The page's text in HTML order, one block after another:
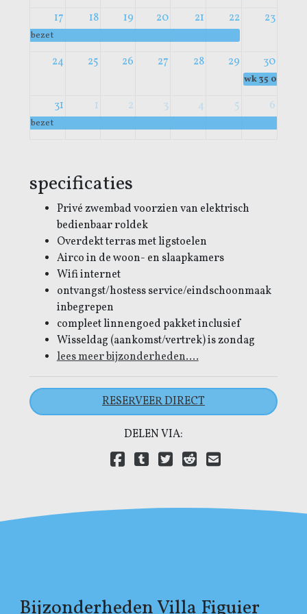
17 18 19 20 21 22 23
bezet
24 25 26 27 28 29 30
wk 35 00:00
31 1 2 3 4 5 6
bezet
specificaties
Privé zwembad voorzien van elektrisch
bedienbaar roldek
Overdekt terras met ligstoelen
Airco in de woon- en slaapkamers
Wifi internet
ontvangst/hostess service/eindschoonmaak
inbegrepen
compleet linnengoed pakket inclusief
Wisseldag (aankomst/vertrek) is zondag
lees meer bijzonderheden....
RESERVEER DIRECT
DELEN VIA:
Delen via LinkedIn
Delen via Facebook
Delen via Tumblr
Delen via Twitter
Delen via Reddit
Bijzonderheden Villa Figuier